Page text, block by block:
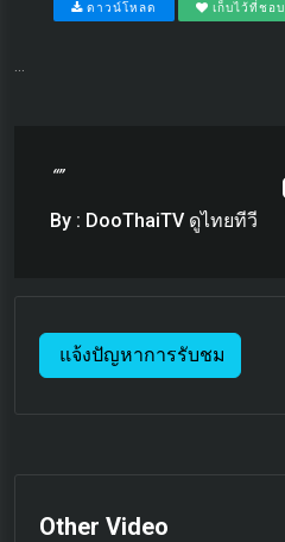
ดาวน์โหลด เก็บไว้ที่ชอบ
“”
By : DooThaiTV ดูไทยทีวี
แจ้งปัญหาการรับชม
Other Video